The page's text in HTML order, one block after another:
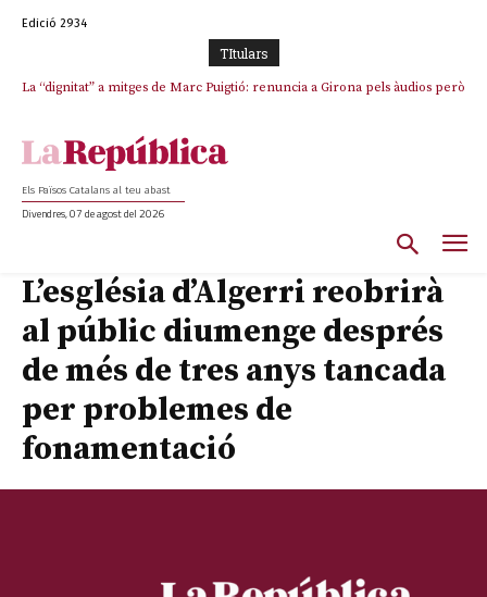
Edició 2934
TItulars
La “dignitat” a mitges de Marc Puigtió: renuncia a Girona pels àudios però
Els Països Catalans al teu abast
Divendres, 07 de agost del 2026
L’església d’Algerri reobrirà
al públic diumenge després
de més de tres anys tancada
per problemes de
fonamentació